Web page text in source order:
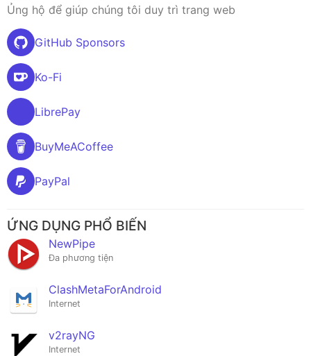
Ủng hộ để giúp chúng tôi duy trì trang web
GitHub Sponsors
Ko-Fi
LibrePay
BuyMeACoffee
PayPal
ỨNG DỤNG PHỔ BIẾN
NewPipe
Đa phương tiện
ClashMetaForAndroid
Internet
v2rayNG
Internet